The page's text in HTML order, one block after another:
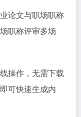
论文与职场职称
职称评审多场
操作，无需下载
可快速生成内